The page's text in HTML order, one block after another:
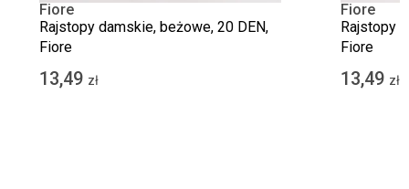
Fiore
Rajstopy damskie, beżowe, 20 DEN,
Fiore
13,49 zł
Fiore
Rajstopy
Fiore
13,49 zł